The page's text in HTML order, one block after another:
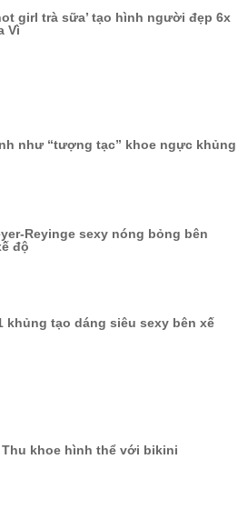
girl trà sữa’ tạo hình người đẹp 6x
Vì
như “tượng tạc” khoe ngực khủng
Reyinge sexy nóng bỏng bên
độ
khủng tạo dáng siêu sexy bên xế
khoe hình thể với bikini